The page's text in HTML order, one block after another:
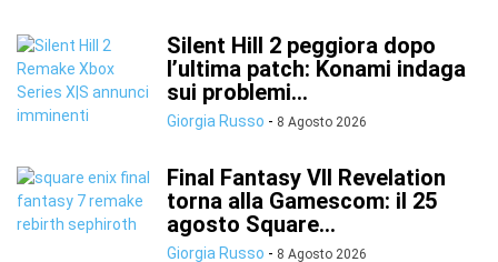
Silent Hill 2 peggiora dopo
l’ultima patch: Konami indaga
sui problemi...
Giorgia Russo - 8 Agosto 2026
Final Fantasy VII Revelation
torna alla Gamescom: il 25
agosto Square...
Giorgia Russo - 8 Agosto 2026